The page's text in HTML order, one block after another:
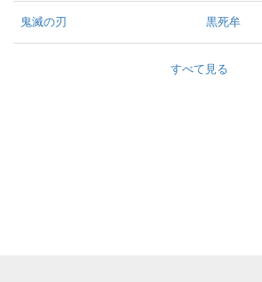
鬼滅の刃 黒死牟
すべて見る